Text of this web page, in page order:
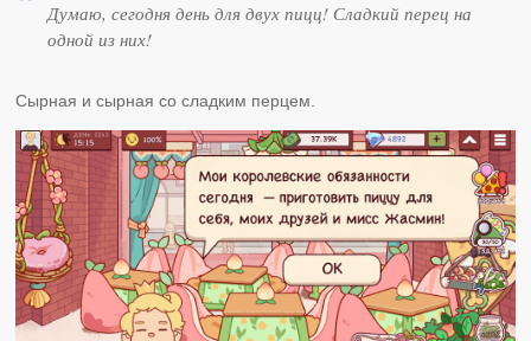
Думаю, сегодня день для двух пицц! Сладкий перец на
одной из них!
Сырная и сырная со сладким перцем.